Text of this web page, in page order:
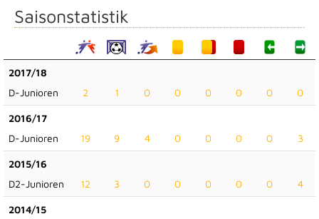
Saisonstatistik
2017/18
D-Junioren
2 1 0 0 0 0 0 0
2016/17
D-Junioren
19 9 4 0 0 0 0 3
2015/16
D2-Junioren
12 3 0 0 0 0 0 4
2014/15